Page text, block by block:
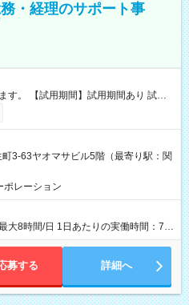
・経理のサポート事
あり 試用
態、給与は本採用時と同じです。
3-63ヤオマサビル5階（最寄り駅：関
ポレーション
大8時間/日 1日あたりの実働時間：7～
分～19時00分 ・10時00分～18時00分
募する 詳細へ